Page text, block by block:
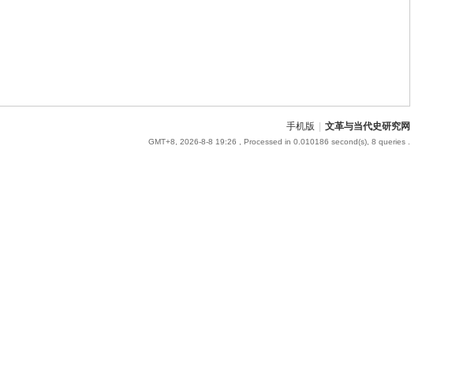
手机版 文革与当代史研究网
GMT+8, 2026-8-8 19:26 , Processed in 0.010186 second(s), 8 queries .